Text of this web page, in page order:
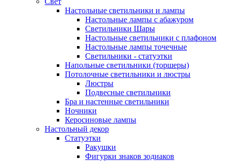
Настольные светильники и лампы
Настольные лампы с абажуром
Светильники Шары
Настольные светильники с плафоном
Настольные лампы точечные
Светильники - статуэтки
Напольные светильники (торшеры)
Потолочные светильники и люстры
Люстры
Подвесные светильники
Бра и настенные светильники
Ночники
Керосиновые лампы
Настольный декор
Статуэтки
Ракушки
Фигурки знаков зодиаков